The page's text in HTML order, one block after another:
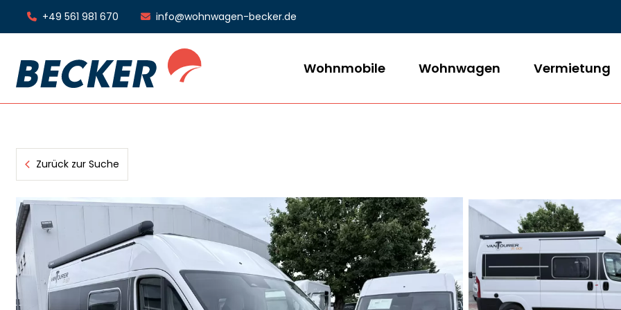
+49 561 981 670 info@wohnwagen-becker.de
Wohnmobile Wohnwagen Vermietung
Zurück zur Suche